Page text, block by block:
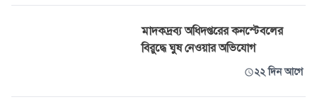
মাদকদ্রব্য অধিদপ্তরের কনস্টেবলের
বিরুদ্ধে ঘুষ নেওয়ার অভিযোগ
২২ দিন আগে